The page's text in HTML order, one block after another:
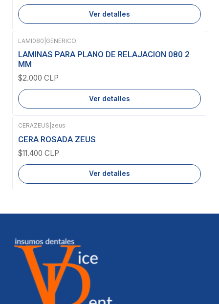
Ver detalles
Agotado
LAMI080 GENERICO
LAMINAS PARA PLANO DE RELAJACION 080 2
MM
$2.000 CLP
Ver detalles
Agotado
CERAZEUS zeus
CERA ROSADA ZEUS
$11.400 CLP
Ver detalles